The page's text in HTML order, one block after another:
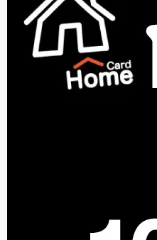
II MG-T1 สีแดง
0.0 (0) ขายแล้ว 0 ชิ้น
9,690
ราคาสุดท้าย* ฿8,623.30